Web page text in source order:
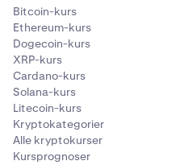
Bitcoin-kurs
Ethereum-kurs
Dogecoin-kurs
XRP-kurs
Cardano-kurs
Solana-kurs
Litecoin-kurs
Kryptokategorier
Alle kryptokurser
Kursprognoser